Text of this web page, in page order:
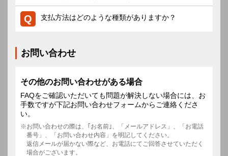
支払方法はどのような種類がありますか？
お問い合わせ
その他のお問い合わせがある場合
FAQをご確認いただいても問題が解決しない場合には、お
手数ですが下記お問い合わせフォームからご連絡くださ
い。
お問い合わせの際は、｢お名前｣、「メールアドレス」、「お電話
番号」、「お問い合わせ内容」を明記してください。
返信メールが届かない際など、お電話にてご回答させていただく
場合がございます。